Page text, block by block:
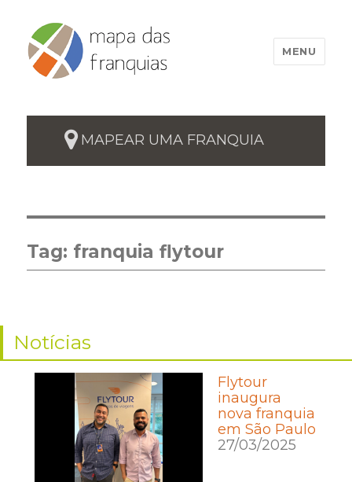
MENU
MAPEAR UMA FRANQUIA
Tag: franquia flytour
Notícias
Flytour
inaugura
nova franquia
em São Paulo
27/03/2025